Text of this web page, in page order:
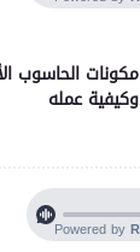
مكونات الحاسوب
وكيفية عمله